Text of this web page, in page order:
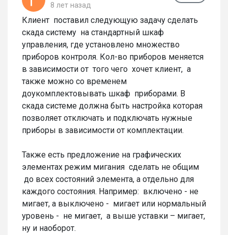
8 лет назад
Клиент поставил следующую задачу сделать
скада систему на стандартный шкаф
управления, где установлено множество
приборов контроля. Кол-во приборов меняется
в зависимости от того чего хочет клиент, а
также можно со временем
доукомплектовывать шкаф приборами. В
скада системе должна быть настройка которая
позволяет отключать и подключать нужные
приборы в зависимости от комплектации.
Также есть предложение на графических
элементах режим мигания сделать не общим
до всех состояний элемента, а отдельно для
каждого состояния. Например: включено - не
мигает, а выключено - мигает или нормальный
уровень - не мигает, а выше уставки – мигает,
ну и наоборот.